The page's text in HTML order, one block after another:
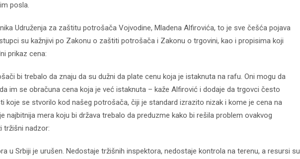
posla.
Udruženja za zaštitu potrošača Vojvodine, Mladena Alfirovića, to je sve češća pojava
su kažnjivi po Zakonu o zaštiti potrošača i Zakonu o trgovini, kao i propisima koji
prikaz cena:
bi trebalo da znaju da su dužni da plate cenu koja je istaknuta na rafu. Oni mogu da
im se obračuna cena koja je već istaknuta – kaže Alfirović i dodaje da trgovci često
koje se stvorilo kod našeg potrošača, čiji je standard izrazito nizak i kome je cena na
najbitnija mera koju bi država trebalo da preduzme kako bi rešila problem ovakvog
tržišni nadzor:
u Srbiji je urušen. Nedostaje tržišnih inspektora, nedostaje kontrola na terenu, a resursi su